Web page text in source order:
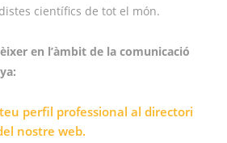
científics de tot el món.
en l’àmbit de la comunicació
perfil professional al directori
nostre web.